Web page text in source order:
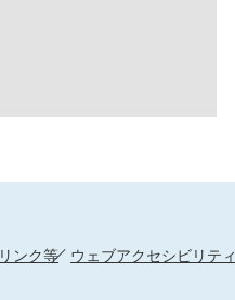
ンク等 ウェブアクセシビリティ